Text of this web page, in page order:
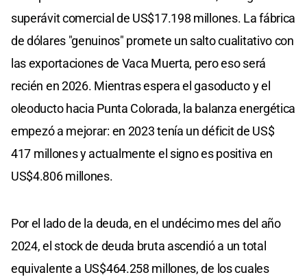
superávit comercial de US$17.198 millones. La fábrica
de dólares "genuinos" promete un salto cualitativo con
las exportaciones de Vaca Muerta, pero eso será
recién en 2026. Mientras espera el gasoducto y el
oleoducto hacia Punta Colorada, la balanza energética
empezó a mejorar: en 2023 tenía un déficit de US$
417 millones y actualmente el signo es positiva en
US$4.806 millones.
Por el lado de la deuda, en el undécimo mes del año
2024, el stock de deuda bruta ascendió a un total
equivalente a US$464.258 millones, de los cuales